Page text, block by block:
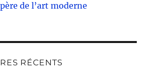
de l’art moderne
RÉCENTS